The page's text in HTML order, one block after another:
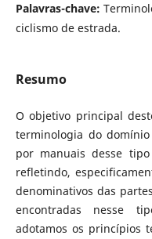
Palavras-chave:
ciclismo de estrada.
Resumo
O objetivo principal
terminologia do
por manuais desse
refletindo,
denominativos das
encontradas nesse
adotamos os princípios